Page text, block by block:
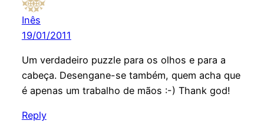
Inês
19/01/2011
Um verdadeiro puzzle para os olhos e para a
cabeça. Desengane-se também, quem acha que
é apenas um trabalho de mãos :-) Thank god!
Reply